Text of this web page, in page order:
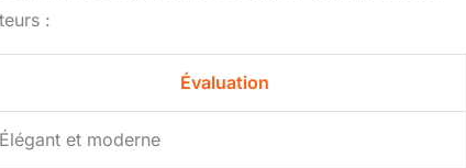
:
Évaluation
Élégant et moderne